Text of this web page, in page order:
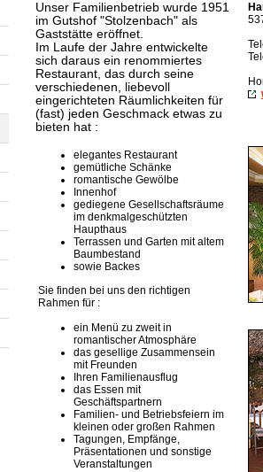
Unser Familienbetrieb wurde 1951
im Gutshof "Stolzenbach" als
Gaststätte eröffnet.
Im Laufe der Jahre entwickelte
sich daraus ein renommiertes
Restaurant, das durch seine
verschiedenen, liebevoll
eingerichteten Räumlichkeiten für
(fast) jeden Geschmack etwas zu
bieten hat :
elegantes Restaurant
gemütliche Schänke
romantische Gewölbe
Innenhof
gediegene Gesellschaftsräume
im denkmalgeschützten
Haupthaus
Terrassen und Garten mit altem
Baumbestand
sowie Backes
Sie finden bei uns den richtigen
Rahmen für :
ein Menü zu zweit in
romantischer Atmosphäre
das gesellige Zusammensein
mit Freunden
Ihren Familienausflug
das Essen mit
Geschäftspartnern
Familien- und Betriebsfeiern im
kleinen oder großen Rahmen
Tagungen, Empfänge,
Präsentationen und sonstige
Veranstaltungen